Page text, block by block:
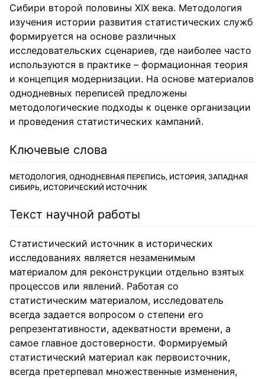
Сибири второй половины XIX века. Методология
изучения истории развития статистических служб
формируется на основе различных
исследовательских сценариев, где наиболее часто
используются в практике – формационная теория
и концепция модернизации. На основе материалов
однодневных переписей предложены
методологические подходы к оценке организации
и проведения статистических кампаний.
Ключевые слова
МЕТОДОЛОГИЯ, ОДНОДНЕВНАЯ ПЕРЕПИСЬ, ИСТОРИЯ, ЗАПАДНАЯ
СИБИРЬ, ИСТОРИЧЕСКИЙ ИСТОЧНИК
Текст научной работы
Статистический источник в исторических
исследованиях является незаменимым
материалом для реконструкции отдельно взятых
процессов или явлений. Работая со
статистическим материалом, исследователь
всегда задается вопросом о степени его
репрезентативности, адекватности времени, а
самое главное достоверности. Формируемый
статистический материал как первоисточник,
всегда претерпевал множественные изменения,